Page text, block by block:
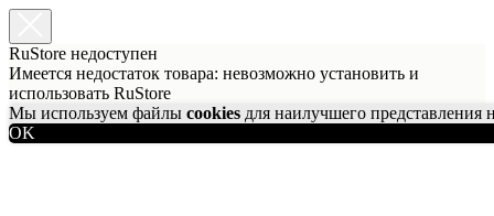
RuStore недоступен
Имеется недостаток товара: невозможно установить и
использовать RuStore
Мы используем файлы cookies для наилучшего представления
OK